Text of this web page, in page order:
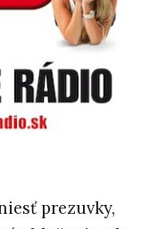
prezuvky,